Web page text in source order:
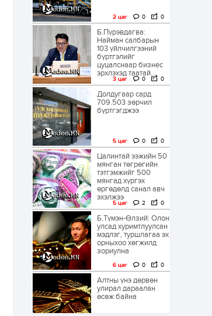
2 цаг 0 0
Б.Пүрэвдагва:
Найман салбарын
103 үйлчилгээний
бүртгэлийг
цуцалснаар бизнес
эрхлэхэд таатай...
3 цаг 0 0
Долдугаар сард
709.503 зөрчил
бүртгэгджээ
5 цаг 0 0
Цалинтай ээжийн 50
мянган төгрөгийн
тэтгэмжийг 500
мянгад хүргэх
өргөдөлд санал авч
эхэлжээ
5 цаг 2 0
Б.Түмэн-Өлзий: Олон
улсад хуримтлуулсан
мэдлэг, туршлагаа эх
орныхоо хөгжилд
зориулна
6 цаг 0 0
Алтны үнэ дөрвөн
улирал дараалан
өсөж байна